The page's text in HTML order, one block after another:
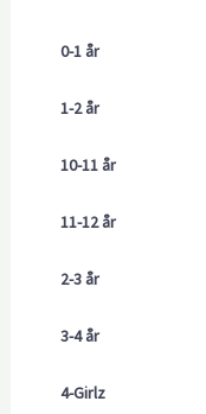
0-1 år
1-2 år
10-11 år
11-12 år
2-3 år
3-4 år
4-Girlz